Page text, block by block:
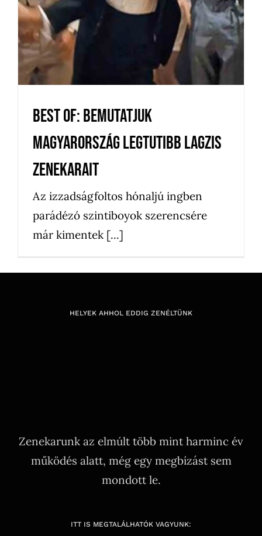
Esküvő Falunap Hirdetések News
Újdonságok
Uncategorized
Best of: Bemutatjuk
Magyarország legtutibb lagzis
zenekarait
Az izzadságfoltos hónaljú ingben
parádézó szintiboyok szerencsére
már kimentek [...]
HELYEK AHHOL EDDIG ZENÉLTÜNK
Zenekarunk az elmúlt több mint harminc év
működés alatt, még egy megbízást sem
mondott le.
ITT IS MEGTALÁLHATÓK VAGYUNK: